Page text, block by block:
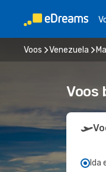
Voos Venezuela
Voos
Ida